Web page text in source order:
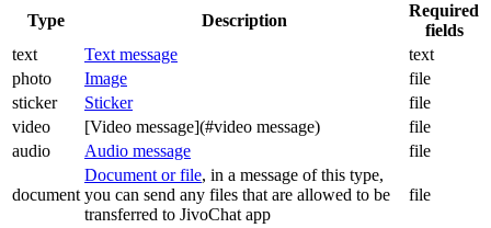
Type Description
Required
fields
text
Text message
text
photo
Image
file
sticker
Sticker
file
video
[Video message](#video message)
file
audio
Audio message file
document
Document or file, in a message of this type,
you can send any files that are allowed to be
transferred to JivoChat app
file